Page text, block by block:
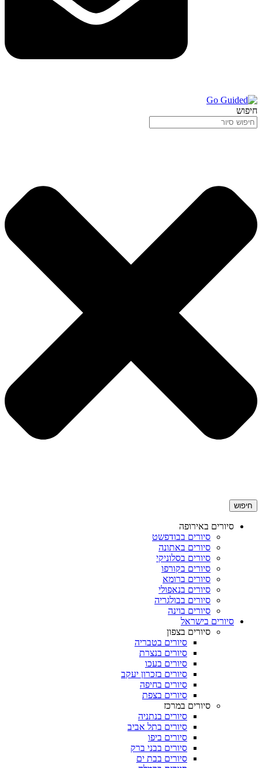
חיפוש
חיפוש
סיורים באירופה
סיורים בבודפשט
סיורים באתונה
סיורים בסלוניקי
סיורים בקורפו
סיורים ברומא
סיורים בנאפולי
סיורים בבולגריה
סיורים בוינה
סיורים בישראל
סיורים בצפון
סיורים בטבריה
סיורים בנצרת
סיורים בעכו
סיורים בזכרון יעקב
סיורים בחיפה
סיורים בצפת
סיורים במרכז
סיורים בנתניה
סיורים בתל אביב
סיורים ביפו
סיורים בבני ברק
סיורים בבת ים